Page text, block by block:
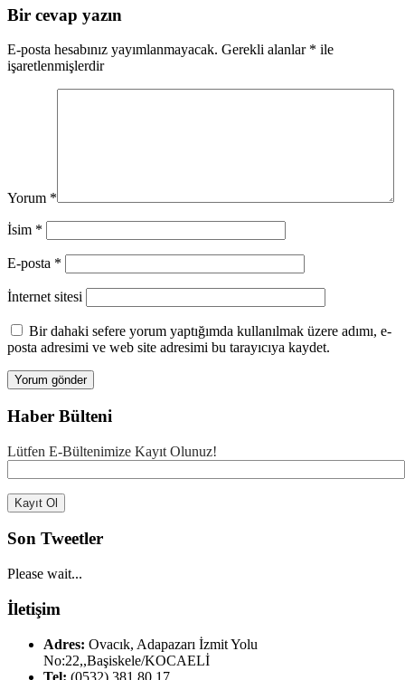
Bir cevap yazın
E-posta hesabınız yayımlanmayacak. Gerekli alanlar * ile
işaretlenmişlerdir
Yorum *
İsim *
E-posta *
İnternet sitesi
Bir dahaki sefere yorum yaptığımda kullanılmak üzere adımı, e-
posta adresimi ve web site adresimi bu tarayıcıya kaydet.
Haber Bülteni
Lütfen E-Bültenimize Kayıt Olunuz!
Son Tweetler
Please wait...
İletişim
Adres: Ovacık, Adapazarı İzmit Yolu
No:22,,Başiskele/KOCAELİ
Tel: (0532) 381 80 17